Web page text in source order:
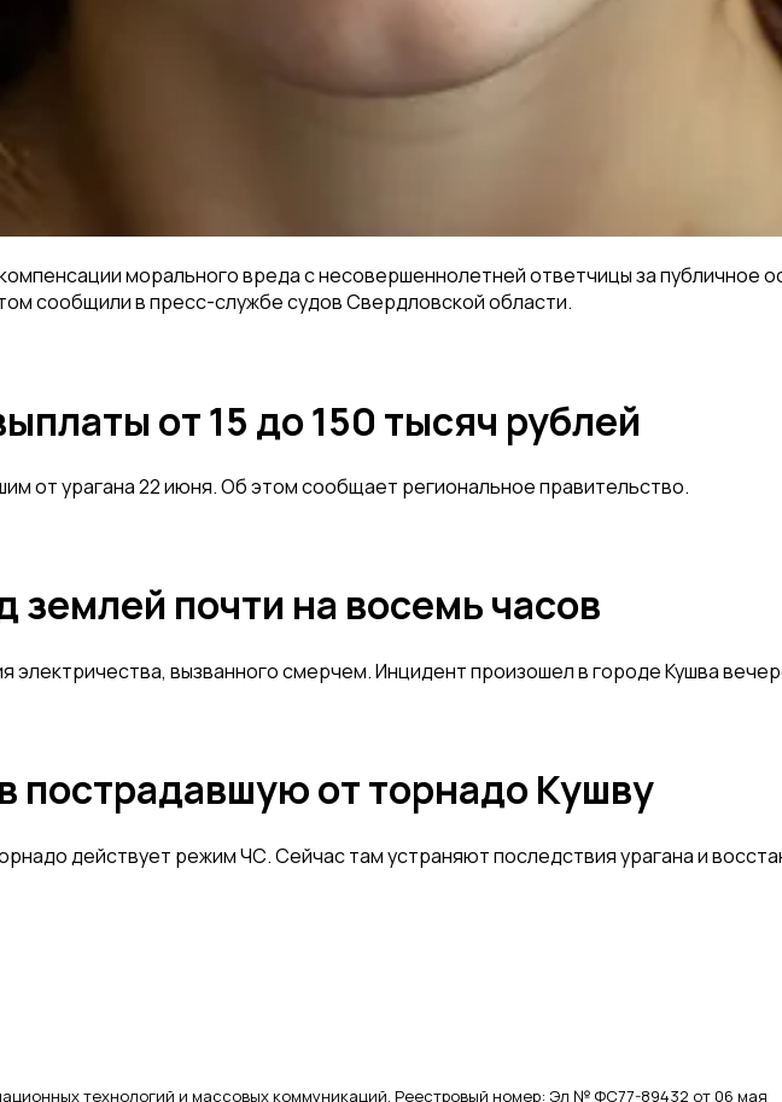
морального вреда с несовершеннолетней ответчицы за
сообщили в пресс-службе судов Свердловской области.
от 15 до 150 тысяч рублей
от урагана 22 июня. Об этом сообщает региональное правительство.
почти на восемь часов
электричества, вызванного смерчем. Инцидент произошел в городе Кушва
пострадавшую от торнадо Кушву
действует режим ЧС. Сейчас там устраняют последствия урагана и
технологий и массовых коммуникаций. Реестровый номер: Эл № ФС77-89432 от 06 мая